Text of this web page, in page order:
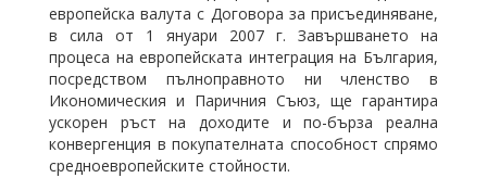
европейска валута с Договора за присъединяване,
в сила от 1 януари 2007 г. Завършването на
процеса на европейската интеграция на България,
посредством пълноправното ни членство в
Икономическия и Паричния Съюз, ще гарантира
ускорен ръст на доходите и по-бърза реална
конвергенция в покупателната способност спрямо
средноевропейските стойности.